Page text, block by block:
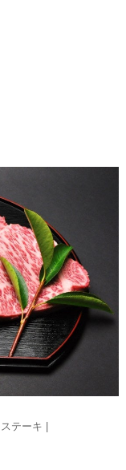
テーキ |